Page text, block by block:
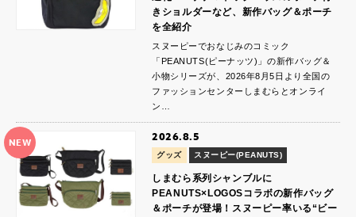
きショルダーなど、新作バッグ＆ポーチ
を全紹介
スヌーピーでおなじみのコミック
「PEANUTS(ピーナッツ)」の新作バッグ＆
小物シリーズが、2026年8月5日より全国の
ファッションセンターしまむらとオンライ
ン…
NEW 2026.8.5
グッズ スヌーピー(PEANUTS)
しまむら系列シャンブルに
PEANUTS×LOGOSコラボの新作バッグ
＆ポーチが登場！スヌーピー率いる“ビー